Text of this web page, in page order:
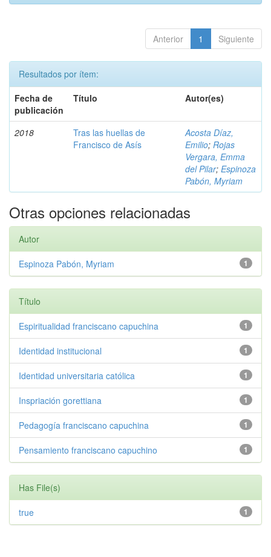
Anterior 1 Siguiente
Resultados por ítem:
Fecha de
publicación
Título Autor(es)
2018
Tras las huellas de
Francisco de Asís
Acosta Díaz,
Emilio; Rojas
Vergara, Emma
del Pilar; Espinoza
Pabón, Myriam
Otras opciones relacionadas
Autor
1
Espinoza Pabón, Myriam
Título
1
Espiritualidad franciscano capuchina
1
Identidad institucional
1
Identidad universitaria católica
1
Inspriación gorettiana
1
Pedagogía franciscano capuchina
1
Pensamiento franciscano capuchino
Has File(s)
1
true